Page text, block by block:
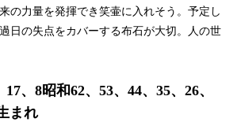
の力量を発揮でき笑壷に入れそう。予定し
日の失点をカバーする布石が大切。人の世
、8昭和62、53、44、35、26、
まれ